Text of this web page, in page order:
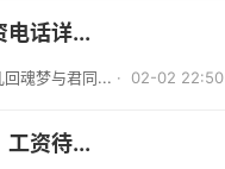
电话详...
回魂梦与君同... · 02-02 22:50
工资待...